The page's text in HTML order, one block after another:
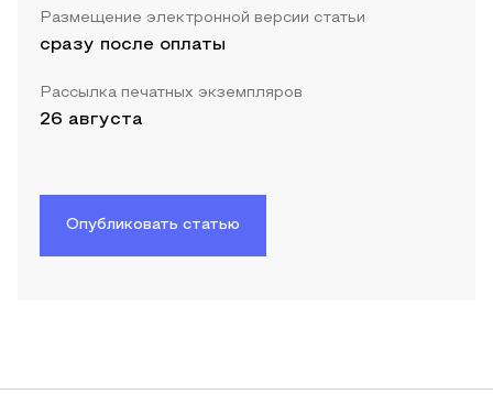
Размещение электронной версии статьи
сразу после оплаты
Рассылка печатных экземпляров
26 августа
Опубликовать статью